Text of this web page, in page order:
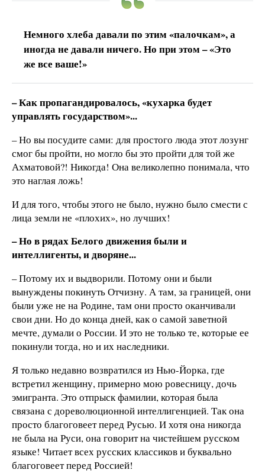
Немного хлеба давали по этим «палочкам», а
иногда не давали ничего. Но при этом – «Это
же все ваше!»
– Как пропагандировалось, «кухарка будет
управлять государством»...
– Но вы посудите сами: для простого люда этот лозунг
смог бы пройти, но могло бы это пройти для той же
Ахматовой?! Никогда! Она великолепно понимала, что
это наглая ложь!
И для того, чтобы этого не было, нужно было смести с
лица земли не «плохих», но лучших!
– Но в рядах Белого движения были и
интеллигенты, и дворяне...
– Потому их и выдворили. Потому они и были
вынуждены покинуть Отчизну. А там, за границей, они
были уже не на Родине, там они просто оканчивали
свои дни. Но до конца дней, как о самой заветной
мечте, думали о России. И это не только те, которые ее
покинули тогда, но и их наследники.
Я только недавно возвратился из Нью-Йорка, где
встретил женщину, примерно мою ровесницу, дочь
эмигранта. Это отпрыск фамилии, которая была
связана с дореволюционной интеллигенцией. Так она
просто благоговеет перед Русью. И хотя она никогда
не была на Руси, она говорит на чистейшем русском
языке! Читает всех русских классиков и буквально
благоговеет перед Россией!